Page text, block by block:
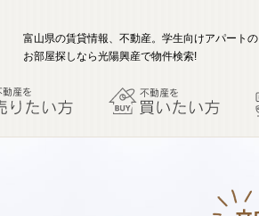
富山県の賃貸情報、不動産。学生向けアパートの
お部屋探しなら光陽興産で物件検索!